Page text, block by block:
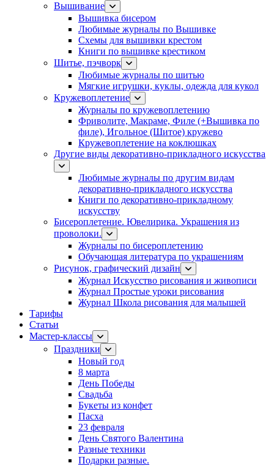
Вышивание
Вышивка бисером
Любимые журналы по Вышивке
Схемы для вышивки крестом
Книги по вышивке крестиком
Шитье, пэчворк
Любимые журналы по шитью
Мягкие игрушки, куклы, одежда для кукол
Кружевоплетение
Журналы по кружевоплетению
Фриволите, Макраме, Филе (+Вышивка по
филе), Игольное (Шитое) кружево
Кружевоплетение на коклюшках
Другие виды декоративно-прикладного искусства
Любимые журналы по другим видам
декоративно-прикладного искусства
Книги по декоративно-прикладному
искусству
Бисероплетение. Ювелирика. Украшения из
проволоки.
Журналы по бисероплетению
Обучающая литература по украшениям
Рисунок, графический дизайн
Журнал Искусство рисования и живописи
Журнал Простые уроки рисования
Журнал Школа рисования для малышей
Тарифы
Статьи
Мастер-классы
Праздники
Новый год
8 марта
День Победы
Свадьба
Букеты из конфет
Пасха
23 февраля
День Святого Валентина
Разные техники
Подарки разные.